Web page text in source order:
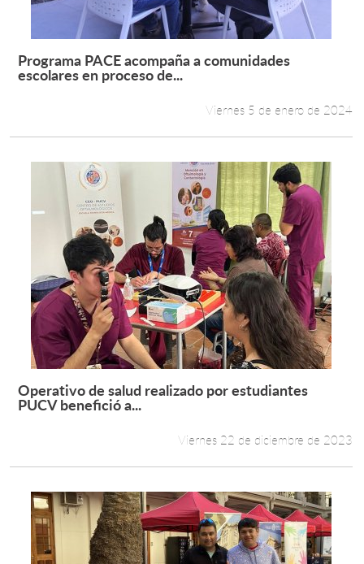
Leer más +
Programa PACE acompaña a comunidades
escolares en proceso de...
Viernes 5 de enero de 2024
Leer más +
Operativo de salud realizado por estudiantes
PUCV benefició a...
Viernes 22 de diciembre de 2023